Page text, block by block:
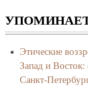
Этические
Запад и Восток:
Санкт-